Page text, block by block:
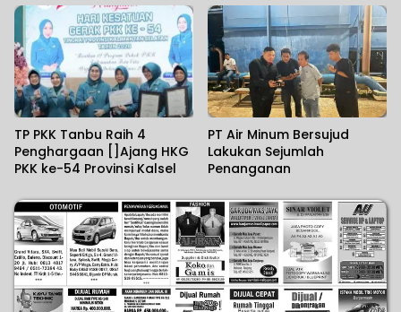
TP PKK Tanbu Raih 4
Penghargaan []Ajang HKG
PKK ke-54 Provinsi Kalsel
PT Air Minum Bersujud
Lakukan Sejumlah
Penanganan